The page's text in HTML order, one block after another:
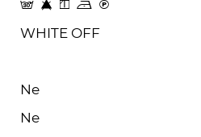
s 8 y o C
WHITE OFF
Ne
Ne